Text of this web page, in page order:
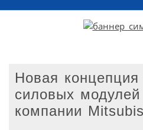
Новая концепция
силовых
компании